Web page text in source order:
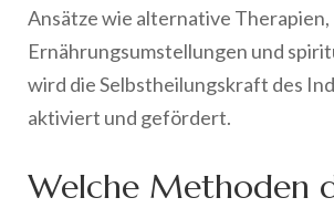
Ansätze wie alternative
Ernährungsumstellungen und
wird die Selbstheilungskraft des
aktiviert und gefördert.
Welche Methoden